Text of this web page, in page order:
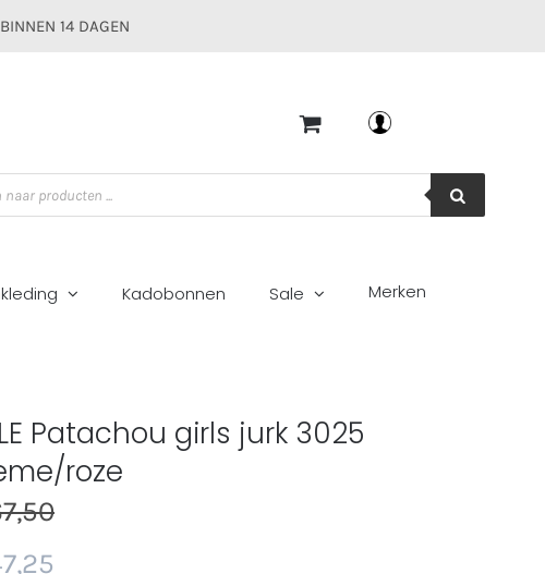
BINNEN 14 DAGEN
Kadobonnen Sale Merken
Patachou girls jurk 3025
roze